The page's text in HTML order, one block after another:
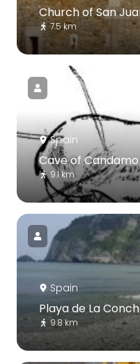
Church of San
7.5 km
Spain
Cave of Candamo
9.1 km
Spain
Playa de La
9.8 km